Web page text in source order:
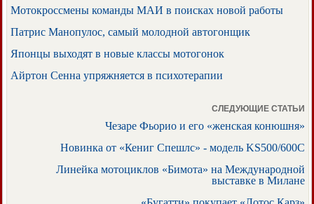
Мотокроссмены команды МАИ в поисках новой работы
Патрис Манопулос, самый молодной автогонщик
Японцы выходят в новые классы мотогонок
Айртон Сенна упряжняется в психотерапии
СЛЕДУЮЩИЕ СТАТЬИ
Чезаре Фьорио и его «женская конюшня»
Новинка от «Кениг Спешлс» - модель KS500/600C
Линейка мотоциклов «Бимота» на Международной
выставке в Милане